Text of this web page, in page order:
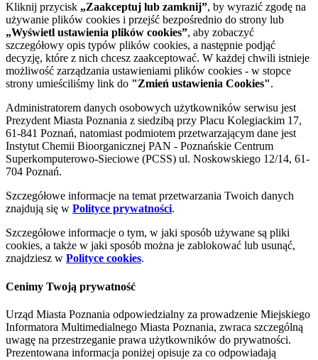
Kliknij przycisk „Zaakceptuj lub zamknij”, by wyrazić zgodę na
używanie plików cookies i przejść bezpośrednio do strony lub
„Wyświetl ustawienia plików cookies”, aby zobaczyć
szczegółowy opis typów plików cookies, a następnie podjąć
decyzję, które z nich chcesz zaakceptować. W każdej chwili istnieje
możliwość zarządzania ustawieniami plików cookies - w stopce
strony umieściliśmy link do "Zmień ustawienia Cookies".
Administratorem danych osobowych użytkowników serwisu jest
Prezydent Miasta Poznania z siedzibą przy Placu Kolegiackim 17,
61-841 Poznań, natomiast podmiotem przetwarzającym dane jest
Instytut Chemii Bioorganicznej PAN - Poznańskie Centrum
Superkomputerowo-Sieciowe (PCSS) ul. Noskowskiego 12/14, 61-
704 Poznań.
Szczegółowe informacje na temat przetwarzania Twoich danych
znajdują się w Polityce prywatności.
Szczegółowe informacje o tym, w jaki sposób używane są pliki
cookies, a także w jaki sposób można je zablokować lub usunąć,
znajdziesz w Polityce cookies.
Cenimy Twoją prywatność
Urząd Miasta Poznania odpowiedzialny za prowadzenie Miejskiego
Informatora Multimedialnego Miasta Poznania, zwraca szczególną
uwagę na przestrzeganie prawa użytkowników do prywatności.
Prezentowana informacja poniżej opisuje za co odpowiadają